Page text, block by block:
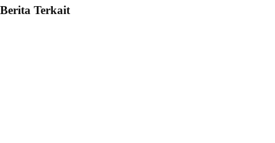
Berita Terkait